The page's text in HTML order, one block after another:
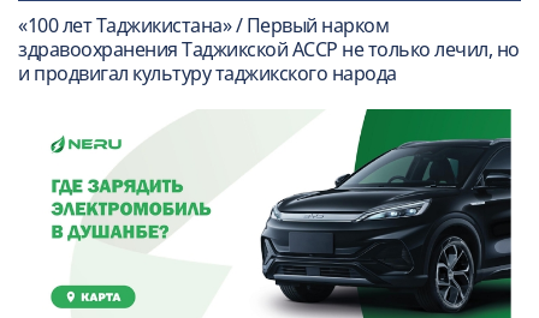
«100 лет Таджикистана» / Первый нарком
здравоохранения Таджикской АССР не только лечил, но
и продвигал культуру таджикского народа